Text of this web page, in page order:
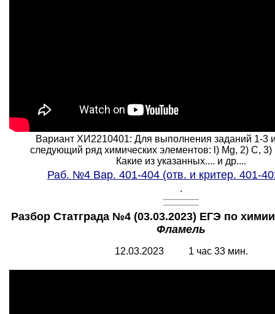
Вариант ХИ2210401: Для выполнения заданий 1-3
следующий ряд химических элементов: l) Mg, 2) C, 3)
Какие из указанных.... и др....
Раб. №4 Вар. 401-404 (отв. и критер. 401-
.
Разбор Статграда №4 (03.03.2023) ЕГЭ по
Фламель
12.03.2023 1 час 33 мин.